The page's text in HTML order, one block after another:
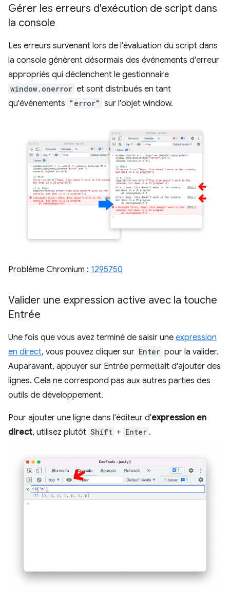
Gérer les erreurs d'exécution de script dans
la console
Les erreurs survenant lors de l'évaluation du script dans
la console génèrent désormais des événements d'erreur
appropriés qui déclenchent le gestionnaire
window.onerror et sont distribués en tant
qu'événements "error" sur l'objet window.
Problème Chromium : 1295750
Valider une expression active avec la touche
Entrée
Une fois que vous avez terminé de saisir une expression
en direct, vous pouvez cliquer sur Enter pour la valider.
Auparavant, appuyer sur Entrée permettait d'ajouter des
lignes. Cela ne correspond pas aux autres parties des
outils de développement.
Pour ajouter une ligne dans l'éditeur d'expression en
direct, utilisez plutôt Shift + Enter .